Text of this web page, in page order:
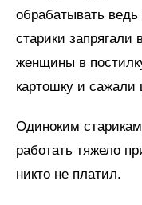
обрабатывать
старики
женщины в
картошку и сажали
Одиноким
работать тяжело
никто не платил.